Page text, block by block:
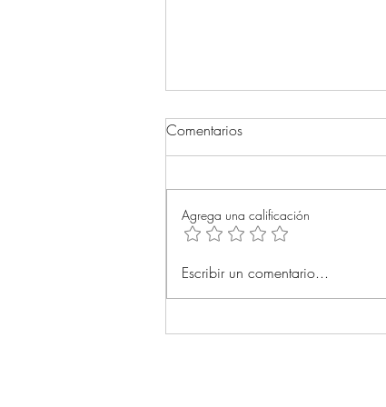
Acompañantes terapéuticos
Comentarios
Agrega una calificación
Escribir un comentario...